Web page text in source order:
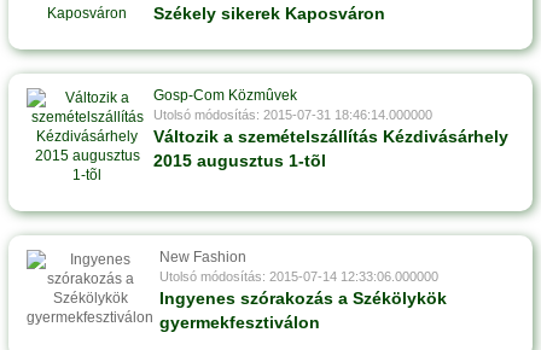
Székely sikerek Kaposváron
Gosp-Com Közmûvek
Utolsó módosítás: 2015-07-31 18:46:14.000000
Változik a szemételszállítás Kézdivásárhely
2015 augusztus 1-tõl
New Fashion
Utolsó módosítás: 2015-07-14 12:33:06.000000
Ingyenes szórakozás a Székölykök
gyermekfesztiválon